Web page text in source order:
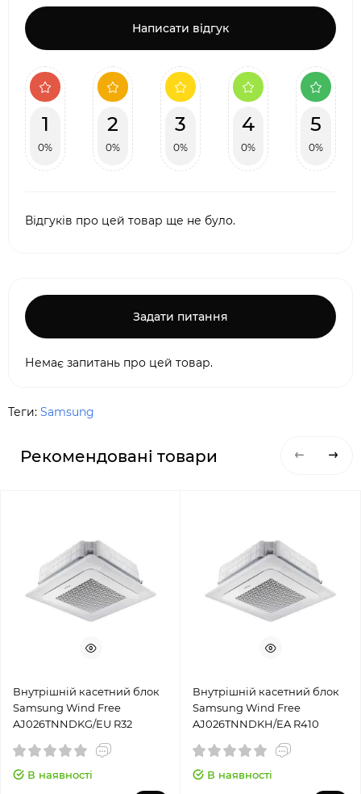
Написати відгук
1
0%
2
0%
3
0%
4
0%
5
0%
Відгуків про цей товар ще не було.
Задати питання
Немає запитань про цей товар.
Теги: Samsung
Рекомендовані товари
Внутрішній касетний блок
Samsung Wind Free
AJ026TNNDKG/EU R32
В наявності
Внутрішній касетний блок
Samsung Wind Free
AJ026TNNDKH/EA R410
В наявності